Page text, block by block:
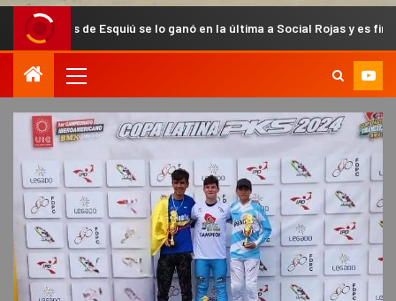
Esquiú se lo ganó en la última a Social Rojas y es finalista del Anual